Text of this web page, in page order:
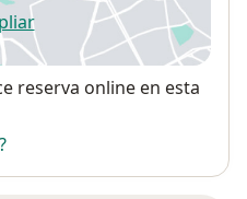
se abre en una nueva
reserva online en esta